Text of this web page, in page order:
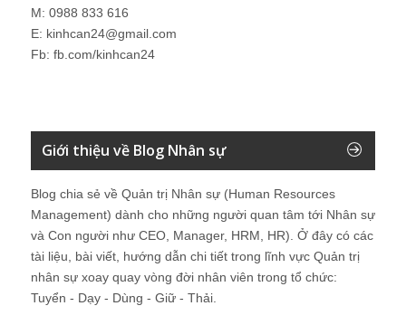
M: 0988 833 616
E: kinhcan24@gmail.com
Fb: fb.com/kinhcan24
Giới thiệu về Blog Nhân sự
Blog chia sẻ về Quản trị Nhân sự (Human Resources
Management) dành cho những người quan tâm tới Nhân sự
và Con người như CEO, Manager, HRM, HR). Ở đây có các
tài liệu, bài viết, hướng dẫn chi tiết trong lĩnh vực Quản trị
nhân sự xoay quay vòng đời nhân viên trong tổ chức:
Tuyển - Dạy - Dùng - Giữ - Thải.